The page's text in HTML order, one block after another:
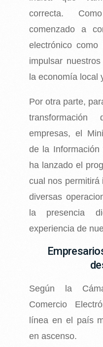
correcta.
comenzado a
electrónico como
impulsar
la economía local
Por otra parte,
empresas, el
de la Información
ha lanzado el
cual nos permitirá
diversas
la presencia
experiencia de
Según la
Comercio
línea en el país
en ascenso.